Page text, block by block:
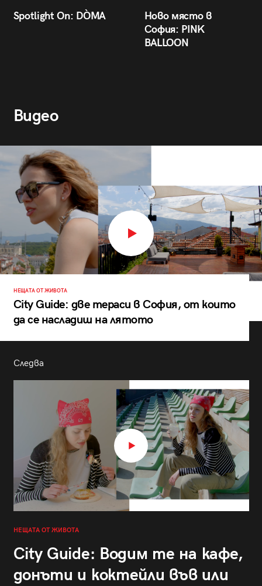
Spotlight On: DÒMA
Ново място в
София: PINK
BALLOON
Видео
НЕЩАТА ОТ ЖИВОТА
City Guide: две тераси в София, от които
да се насладиш на лятото
Следва
НЕЩАТА ОТ ЖИВОТА
City Guide: Водим те на кафе,
донъти и коктейли във или